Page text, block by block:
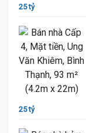
25 tỷ
25 tỷ